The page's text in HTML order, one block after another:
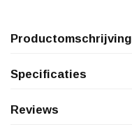
Productomschrijving
Specificaties
Reviews